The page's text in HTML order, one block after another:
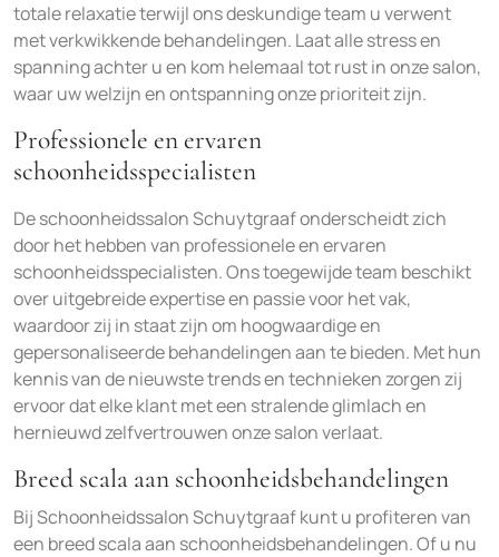
totale relaxatie terwijl ons deskundige team u verwent
met verkwikkende behandelingen. Laat alle stress en
spanning achter u en kom helemaal tot rust in onze salon,
waar uw welzijn en ontspanning onze prioriteit zijn.
Professionele en ervaren
schoonheidsspecialisten
De schoonheidssalon Schuytgraaf onderscheidt zich
door het hebben van professionele en ervaren
schoonheidsspecialisten. Ons toegewijde team beschikt
over uitgebreide expertise en passie voor het vak,
waardoor zij in staat zijn om hoogwaardige en
gepersonaliseerde behandelingen aan te bieden. Met hun
kennis van de nieuwste trends en technieken zorgen zij
ervoor dat elke klant met een stralende glimlach en
hernieuwd zelfvertrouwen onze salon verlaat.
Breed scala aan schoonheidsbehandelingen
Bij Schoonheidssalon Schuytgraaf kunt u profiteren van
een breed scala aan schoonheidsbehandelingen. Of u nu